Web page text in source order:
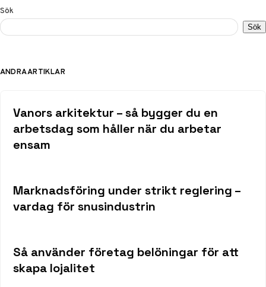
Sök
Sök
ANDRA ARTIKLAR
Vanors arkitektur – så bygger du en
arbetsdag som håller när du arbetar
ensam
Marknadsföring under strikt reglering –
vardag för snusindustrin
Så använder företag belöningar för att
skapa lojalitet